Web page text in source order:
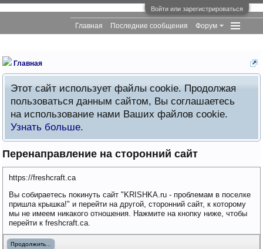
Войти или зарегистрироваться
Главная
Этот сайт использует файлы cookie. Продолжая
пользоваться данным сайтом, Вы соглашаетесь
на использование нами Ваших файлов cookie.
Узнать больше.
Перенаправление на сторонний сайт
https://freshcraft.ca
Вы собираетесь покинуть сайт "KRISHKA.ru - проблемам в поселке
пришла крышка!" и перейти на другой, сторонний сайт, к которому
мы не имеем никакого отношения. Нажмите на кнопку ниже, чтобы
перейти к freshcraft.ca.
Продолжить...
Главная Последние сообщения Форум